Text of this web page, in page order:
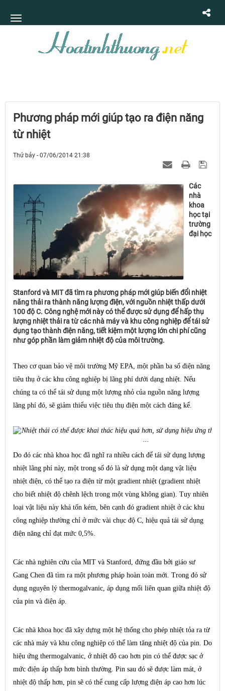
Phương pháp mới giúp tạo ra điện năng
từ nhiệt
Thứ bảy - 07/06/2014 21:38
Các
nhà
khoa
học tại
trường
đại học
Stanford và MIT đã tìm ra phương pháp mới giúp biến đổi nhiệt
năng thải ra thành năng lượng điện, với nguồn nhiệt thấp dưới
100 độ C. Công nghệ mới này có thể được sử dụng để hấp thụ
lượng nhiệt thải ra từ các nhà máy và khu công nghiệp để tái sử
dụng tạo thành điện năng, tiết kiệm một lượng lớn chi phí cũng
như góp phần làm giảm nhiệt độ của môi trường.
Theo cơ quan bảo vệ môi trường Mỹ EPA, một phần ba số điện năng
tiêu thụ ở các khu công nghiệp bị lãng phí dưới dạng nhiệt. Nếu
chúng ta có thể tái sử dụng một lượng nhỏ của nguồn năng lượng
lãng phí đó, sẽ giảm thiểu việc tiêu thụ điện một cách đáng kể.
Do đó các nhà khoa học đã nghĩ ra nhiều cách để tái sử dụng lượng
nhiệt lãng phí này, một trong số đó là sử dụng một dạng vật liệu
nhiệt điện, có thể tạo ra điện từ một gradient nhiệt (gradient nhiệt
cho biết nhiệt độ chênh lệch trong một vùng không gian). Tuy nhiên
loại vật liệu này khá tốn kém, bên cạnh đó gradient nhiệt ở các khu
công nghiệp thường chỉ ở mức vài chục độ C, hiệu quả tái sử dụng
điện năng chỉ đạt mức 0,5%.
Các nhà nghiên cứu của MIT và Stanford, đứng đầu bởi giáo sư
Gang Chen đã tìm ra một phương pháp hoàn toàn mới. Trong đó sử
dụng nguyên lý thermogalvanic, áp dụng mối liên quan giữa nhiệt độ
của pin và điện áp.
Các nhà khoa học đã xây dựng một hệ thống cho phép nhiệt tỏa ra từ
các nhà máy và khu công nghiệp có thể làm tăng nhiệt độ của pin. Do
hiệu ứng thermogalvanic, ở nhiệt độ cao hơn pin có thể được sạc ở
mức điện áp thấp hơn bình thường. Pin sau đó sẽ được làm mát, ở
nhiệt độ thấp hơn, pin sẽ có thể cung cấp lượng điện áp cao hơn lúc